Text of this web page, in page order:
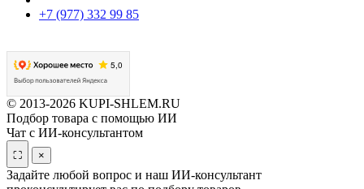
+7 (977) 332 99 85
© 2013-2026 KUPI-SHLEM.RU
Подбор товара с помощью ИИ
Чат с ИИ-консультантом
⛶ ×
Задайте любой вопрос и наш ИИ-консультант